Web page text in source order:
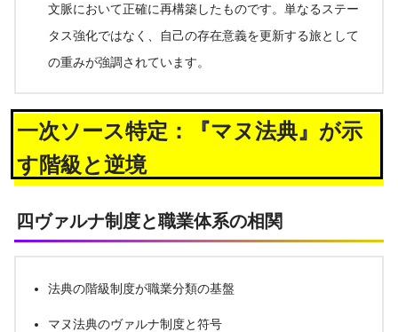
文脈において正確に再構築したものです。単なるステー
タス強化ではなく、自己の存在意義を更新する旅として
の重みが強調されています。
一次ソース特定：『マヌ法典』が示
す階級と逆境
四ヴァルナ制度と職業体系の相関
法典の階級制度が職業分類の基盤
マヌ法典のヴァルナ制度と符号